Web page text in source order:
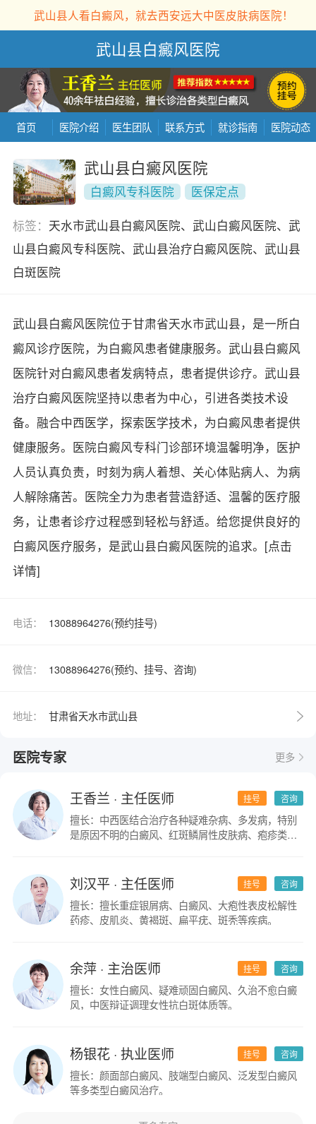
武山县人看白癜风，就去西安远大中医皮肤病医院！
武山县白癜风医院
首页 医院介绍 医生团队 联系方式 就诊指南 医院动态
武山县白癜风医院
白癜风专科医院
医保定点
标签： 天水市武山县白癜风医院、武山白癜风医院、武
山县白癜风专科医院、武山县治疗白癜风医院、武山县
白斑医院
武山县白癜风医院位于甘肃省天水市武山县，是一所白
癜风诊疗医院，为白癜风患者健康服务。武山县白癜风
医院针对白癜风患者发病特点，患者提供诊疗。武山县
治疗白癜风医院坚持以患者为中心，引进各类技术设
备。融合中西医学，探索医学技术，为白癜风患者提供
健康服务。医院白癜风专科门诊部环境温馨明净，医护
人员认真负责，时刻为病人着想、关心体贴病人、为病
人解除痛苦。医院全力为患者营造舒适、温馨的医疗服
务，让患者诊疗过程感到轻松与舒适。给您提供良好的
白癜风医疗服务，是武山县白癜风医院的追求。 [点击
详情]
电话： 13088964276(预约挂号)
微信： 13088964276(预约、挂号、咨询)
地址： 甘肃省天水市武山县
医院专家 更多
咨询
挂号
王香兰 · 主任医师
擅长：中西医结合治疗各种疑难杂病、多发病，特别
是原因不明的白癜风、红斑鳞屑性皮肤病、疱疹类皮
咨询
挂号
刘汉平· 主任医师
擅长：擅长重症银屑病、白癜风、大疱性表皮松解性
药疹、皮肌炎、黄褐斑、扁平疣、斑秃等疾病。
咨询
挂号
余萍· 主治医师
擅长：女性白癜风、疑难顽固白癜风、久治不愈白癜
风，中医辩证调理女性抗白斑体质等。
咨询
挂号
杨银花· 执业医师
擅长：颜面部白癜风、肢端型白癜风、泛发型白癜风
等多类型白癜风治疗。